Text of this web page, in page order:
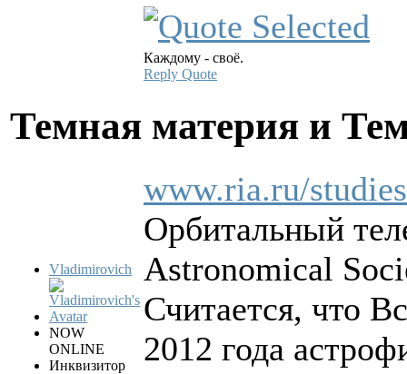
Каждому - своё.
Reply Quote
Темная материя и
Vladimirovich
NOW
ONLINE
Инквизитор
www.ria.ru/
Орбитальный
Astronomical
Считается, что
2012 года